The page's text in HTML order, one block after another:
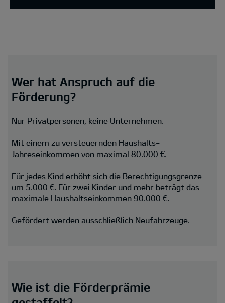
Wer hat Anspruch auf die
Förderung?
Nur Privatpersonen, keine Unternehmen.
Mit einem zu versteuernden Haushalts-
Jahreseinkommen von maximal 80.000 €.
Für jedes Kind erhöht sich die Berechtigungsgrenze
um 5.000 €. Für zwei Kinder und mehr beträgt das
maximale Haushaltseinkommen 90.000 €.
Gefördert werden ausschließlich Neufahrzeuge.
Wie ist die Förderprämie